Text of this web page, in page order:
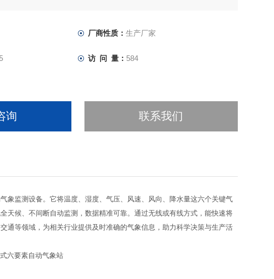
厂商性质： 生产厂家
访 问 量： 584
询 联系我们
象监测设备。它将温度、湿度、气压、风速、风向、降水量这六个关键气
天候、不间断自动监测，数据精准可靠。通过无线或有线方式，能快速将
通等领域，为相关行业提供及时准确的气象信息，助力科学决策与生产活